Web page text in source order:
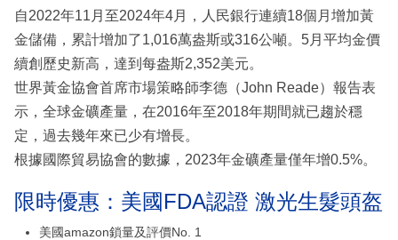
自2022年11月至2024年4月，人民銀行連續18個月增加黃
金儲備，累計增加了1,016萬盎斯或316公噸。5月平均金價
續創歷史新高，達到每盎斯2,352美元。
世界黃金協會首席市場策略師李德（John Reade）報告表
示，全球金礦產量，在2016年至2018年期間就已趨於穩
定，過去幾年來已少有增長。
根據國際貿易協會的數據，2023年金礦產量僅年增0.5%。
限時優惠：美國FDA認證 激光生髮頭盔
美國amazon鎖量及評價No. 1